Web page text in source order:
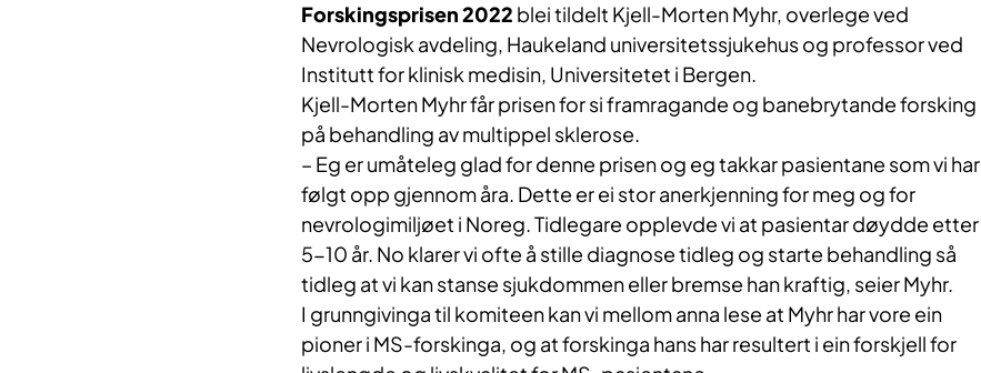
Forskingsprisen 2022 blei tildelt Kjell-Morten Myhr, overlege ved
Nevrologisk avdeling, Haukeland universitetssjukehus og professor ved
Institutt for klinisk medisin, Universitetet i Bergen.
Kjell-Morten Myhr får prisen for si framraga​nde og banebrytande forsking
på behandling av multippel sklerose.
– ​Eg er umåteleg glad for denne prisen og ​eg takkar pasientane som vi har
følgt opp gjennom åra. Dette er ei stor anerkjenning for meg og for
nevrologimiljøet i Noreg. ​Tidlegare opplevde vi at pasientar døydde etter
5-10 år. No​ klarer vi ofte å stille diagnose tidleg og starte behandling så
tidleg at vi kan stanse sjukdommen eller bremse han kraftig, seier Myhr.
I grunngivinga til komiteen kan vi ​mellom anna lese at Myhr har vore ein
pioner i MS-forskinga, og at forskinga hans har resultert i ein forskjell for